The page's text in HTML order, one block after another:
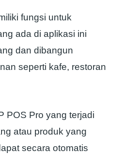
fungsi untuk
ada di aplikasi ini
dan dibangun
seperti kafe, restoran
POS Pro yang terjadi
atau produk yang
secara otomatis